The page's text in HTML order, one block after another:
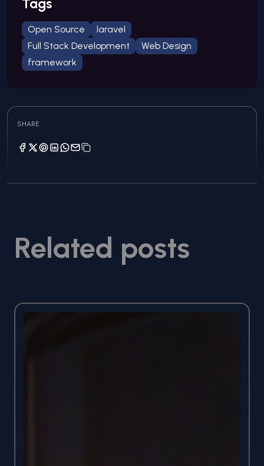
Tags
Open Source
laravel
Full Stack Development
Web Design
framework
SHARE
Related posts